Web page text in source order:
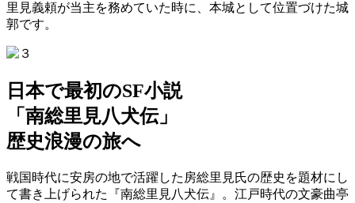
里見義頼が当主を務めていた時に、本城として位置づけた城
郭です。
日本で最初のSF小説
「南総里見八犬伝」
歴史浪漫の旅へ
戦国時代に安房の地で活躍した房総里見氏の歴史を題材にし
て書き上げられた『南総里見八犬伝』。江戸時代の文豪曲亭